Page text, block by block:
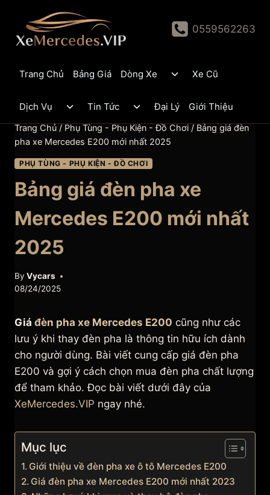
content
0559562263
Trang Chủ Bảng Giá Dòng Xe
ToggleXe Cũ
Dịch Vụ
Toggle
menu
Tin Tức
Toggle
menu
Đại Lý Giới Thiệu
Trang Chủ / Phụ Tùng - Phụ Kiện - Đồ Chơi / Bảng giá đèn
pha xe Mercedes E200 mới nhất 2025
PHỤ TÙNG - PHỤ KIỆN - ĐỒ CHƠI
Bảng giá đèn pha xe
Mercedes E200 mới nhất
2025
By Vycars
08/24/2025
Giá đèn pha xe Mercedes E200 cũng như các
lưu ý khi thay đèn pha là thông tin hữu ích dành
cho người dùng. Bài viết cung cấp giá đèn pha
E200 và gợi ý cách chọn mua đèn pha chất lượng
để tham khảo. Đọc bài viết dưới đây của
XeMercedes.VIP ngay nhé.
Mục lục
Giới thiệu về đèn pha xe ô tô Mercedes E200
Giá đèn pha xe Mercedes E200 mới nhất 2023